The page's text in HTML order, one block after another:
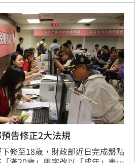
漲價總數額，始得自房屋、土地
告修正2大法規
修至18歲，財政部近日完成盤點